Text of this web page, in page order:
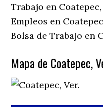
Trabajo en Coatepec,
Empleos en
Bolsa de Trabajo en
Mapa de Coatepec,